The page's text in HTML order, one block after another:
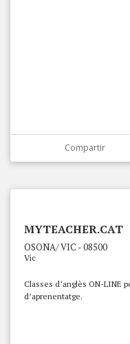
Compartir
MYTEACHER.CAT
OSONA/ VIC - 08500
Vic
Classes d’anglès ON-LINE
d’aprenentatge.